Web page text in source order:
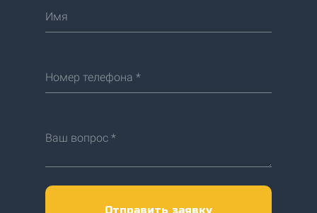
Имя
Номер телефона *
Ваш вопрос *
Отправить заявку